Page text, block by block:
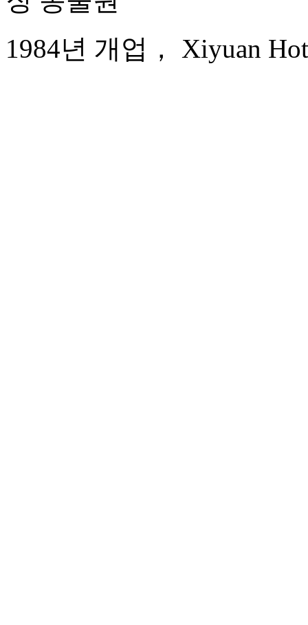
1984년 개업， Xiyuan